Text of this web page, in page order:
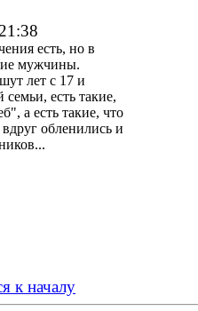
есть, но в
мужчины.
лет с 17 и
семьи, есть такие,
а есть такие, что
обленились и
к началу